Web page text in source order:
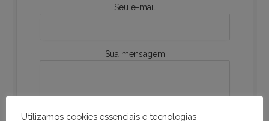
Seu e-mail
Sua mensagem
Utilizamos cookies essenciais e tecnologias